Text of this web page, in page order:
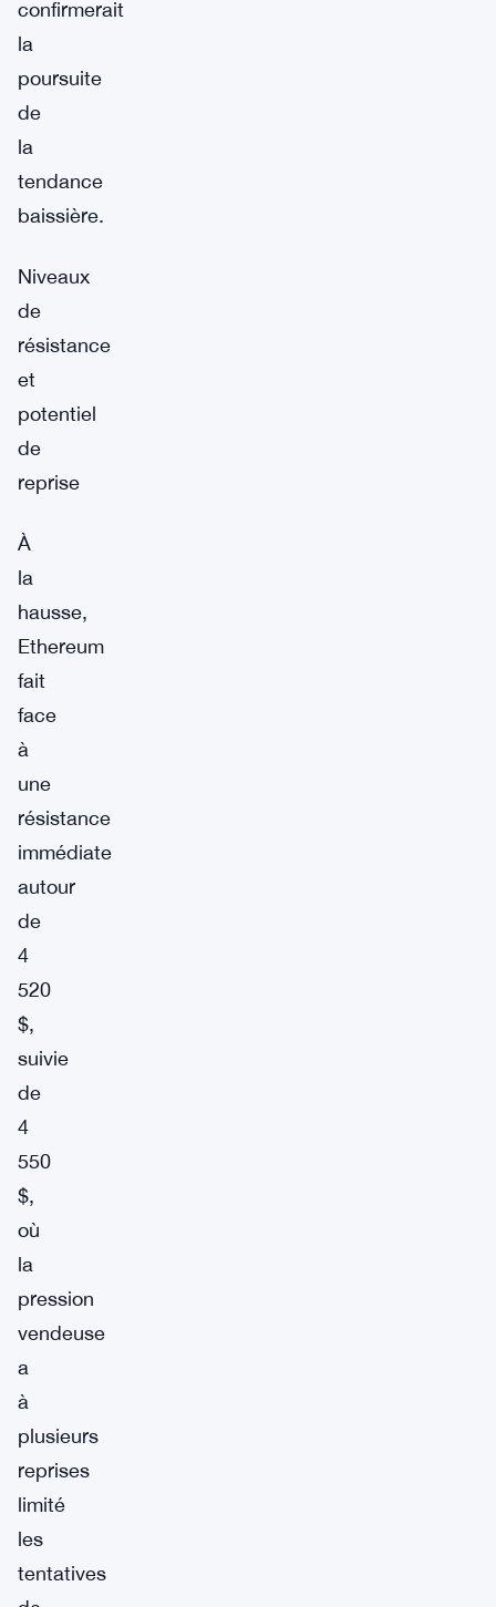
confirmerait
la
poursuite
de
la
tendance
baissière.
Niveaux
de
résistance
et
potentiel
de
reprise
À
la
hausse,
Ethereum
fait
face
à
une
résistance
immédiate
autour
de
4
520
$,
suivie
de
4
550
$,
où
la
pression
vendeuse
a
à
plusieurs
reprises
limité
les
tentatives